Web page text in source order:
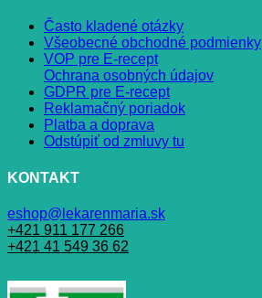
Často kladené otázky
Všeobecné obchodné podmienky
VOP pre E-recept
Ochrana osobných údajov
GDPR pre E-recept
Reklamačný poriadok
Platba a doprava
Odstúpiť od zmluvy tu
KONTAKT
eshop@lekarenmaria.sk
+421 911 177 266
+421 41 549 36 62